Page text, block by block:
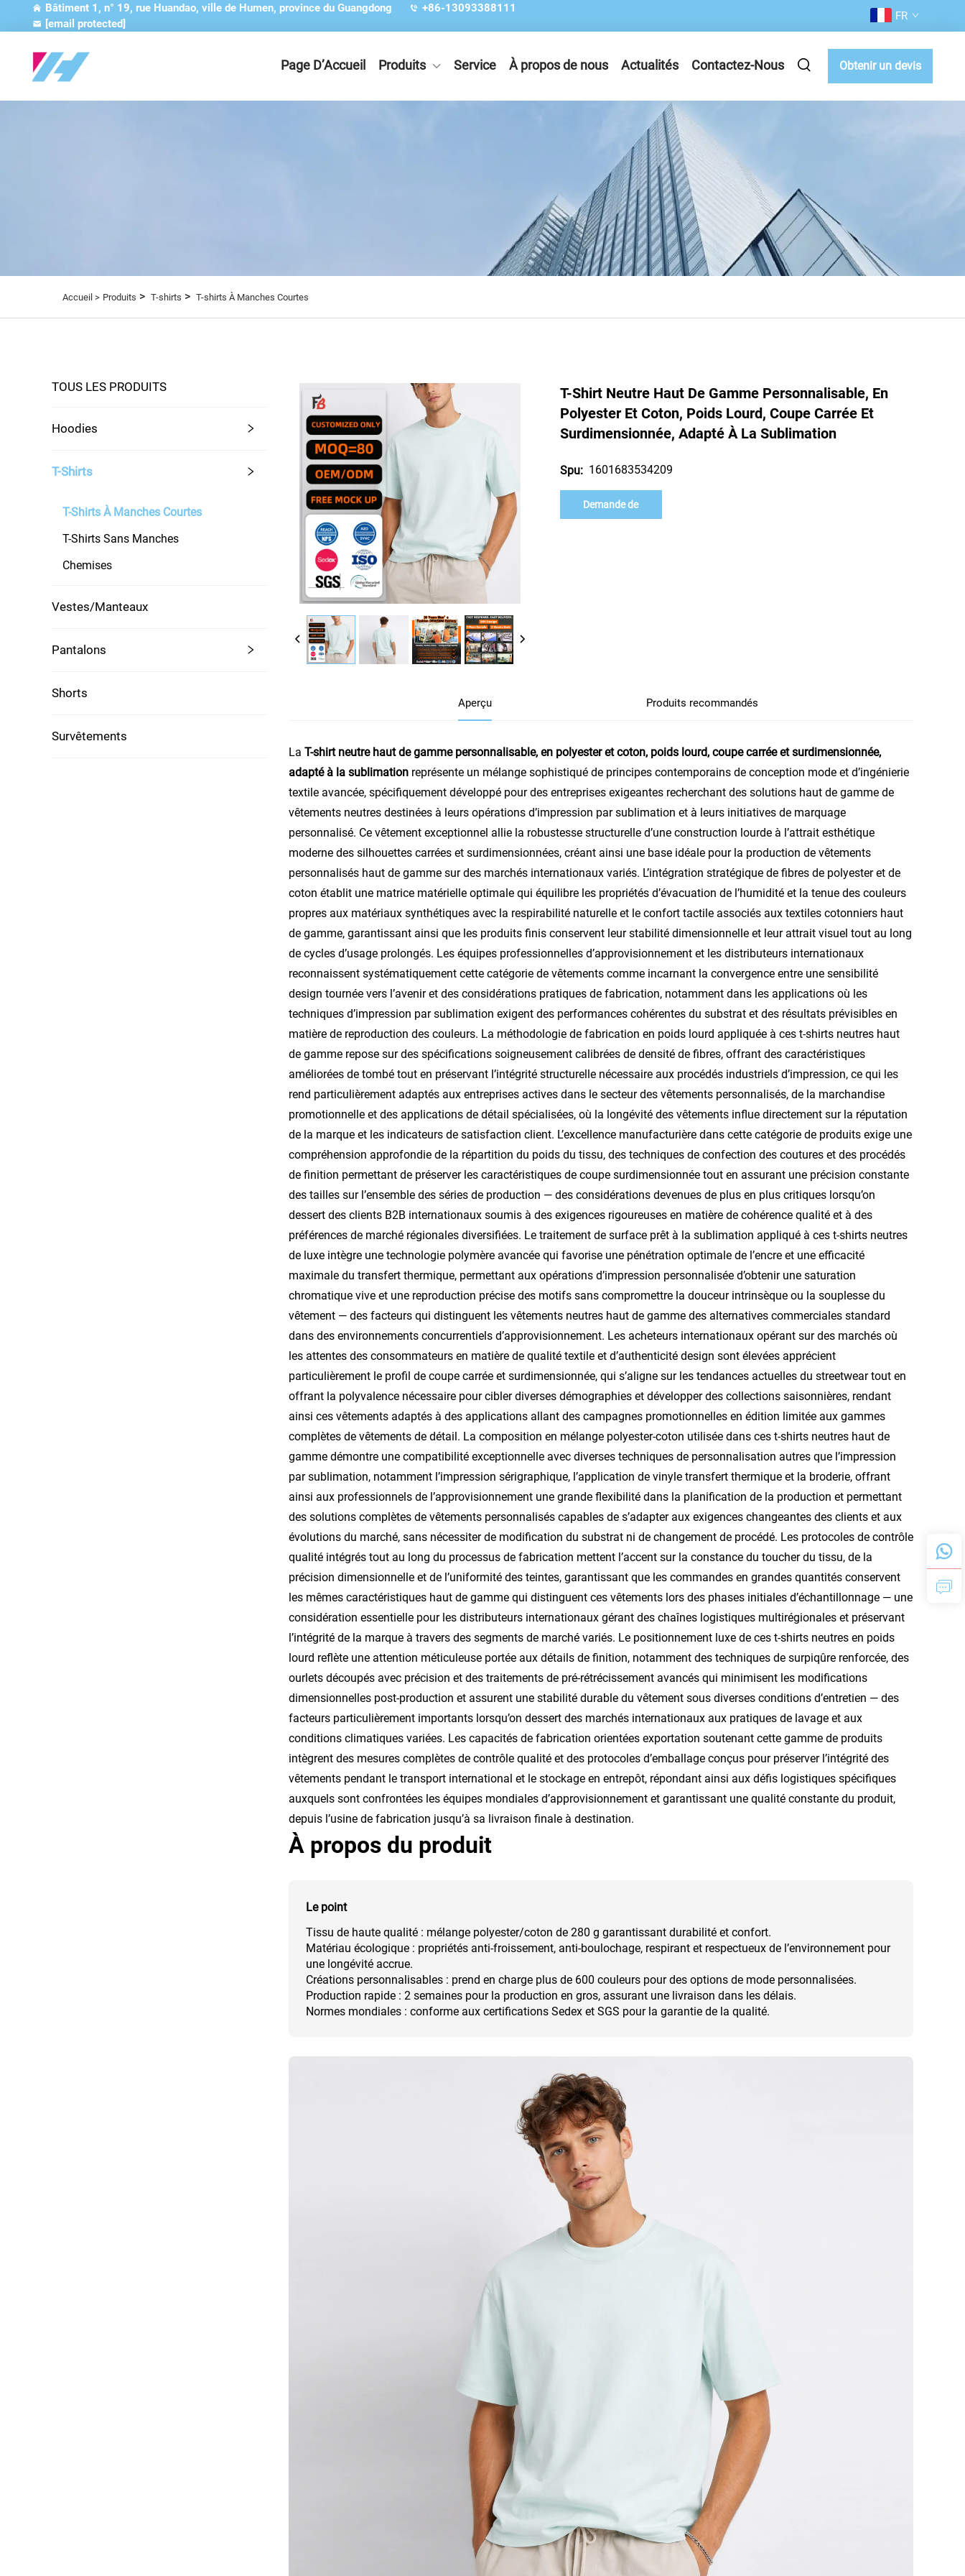
Bâtiment 1, n° 19, rue Huandao, ville de Humen, province du Guangdong
+86-13093388111
[email protected]
FR
Page D’Accueil Produits Service À propos de nous Actualités Contactez-Nous Obtenir un devis
Accueil > Produits > T-shirts > T-shirts À Manches Courtes
TOUS LES PRODUITS
Hoodies
T-Shirts
T-Shirts À Manches Courtes
T-Shirts Sans Manches
Chemises
Vestes/Manteaux
Pantalons
Shorts
Survêtements
T-Shirt Neutre Haut De Gamme Personnalisable, En
Polyester Et Coton, Poids Lourd, Coupe Carrée Et
Surdimensionnée, Adapté À La Sublimation
Spu: 1601683534209
Demande de
Aperçu Produits recommandés
La T-shirt neutre haut de gamme personnalisable, en polyester et coton, poids lourd, coupe carrée et surdimensionnée,
adapté à la sublimation représente un mélange sophistiqué de principes contemporains de conception mode et d’ingénierie
textile avancée, spécifiquement développé pour des entreprises exigeantes recherchant des solutions haut de gamme de
vêtements neutres destinées à leurs opérations d’impression par sublimation et à leurs initiatives de marquage
personnalisé. Ce vêtement exceptionnel allie la robustesse structurelle d’une construction lourde à l’attrait esthétique
moderne des silhouettes carrées et surdimensionnées, créant ainsi une base idéale pour la production de vêtements
personnalisés haut de gamme sur des marchés internationaux variés. L’intégration stratégique de fibres de polyester et de
coton établit une matrice matérielle optimale qui équilibre les propriétés d’évacuation de l’humidité et la tenue des couleurs
propres aux matériaux synthétiques avec la respirabilité naturelle et le confort tactile associés aux textiles cotonniers haut
de gamme, garantissant ainsi que les produits finis conservent leur stabilité dimensionnelle et leur attrait visuel tout au long
de cycles d’usage prolongés. Les équipes professionnelles d’approvisionnement et les distributeurs internationaux
reconnaissent systématiquement cette catégorie de vêtements comme incarnant la convergence entre une sensibilité
design tournée vers l’avenir et des considérations pratiques de fabrication, notamment dans les applications où les
techniques d’impression par sublimation exigent des performances cohérentes du substrat et des résultats prévisibles en
matière de reproduction des couleurs. La méthodologie de fabrication en poids lourd appliquée à ces t-shirts neutres haut
de gamme repose sur des spécifications soigneusement calibrées de densité de fibres, offrant des caractéristiques
améliorées de tombé tout en préservant l’intégrité structurelle nécessaire aux procédés industriels d’impression, ce qui les
rend particulièrement adaptés aux entreprises actives dans le secteur des vêtements personnalisés, de la marchandise
promotionnelle et des applications de détail spécialisées, où la longévité des vêtements influe directement sur la réputation
de la marque et les indicateurs de satisfaction client. L’excellence manufacturière dans cette catégorie de produits exige une
compréhension approfondie de la répartition du poids du tissu, des techniques de confection des coutures et des procédés
de finition permettant de préserver les caractéristiques de coupe surdimensionnée tout en assurant une précision constante
des tailles sur l’ensemble des séries de production — des considérations devenues de plus en plus critiques lorsqu’on
dessert des clients B2B internationaux soumis à des exigences rigoureuses en matière de cohérence qualité et à des
préférences de marché régionales diversifiées. Le traitement de surface prêt à la sublimation appliqué à ces t-shirts neutres
de luxe intègre une technologie polymère avancée qui favorise une pénétration optimale de l’encre et une efficacité
maximale du transfert thermique, permettant aux opérations d’impression personnalisée d’obtenir une saturation
chromatique vive et une reproduction précise des motifs sans compromettre la douceur intrinsèque ou la souplesse du
vêtement — des facteurs qui distinguent les vêtements neutres haut de gamme des alternatives commerciales standard
dans des environnements concurrentiels d’approvisionnement. Les acheteurs internationaux opérant sur des marchés où
les attentes des consommateurs en matière de qualité textile et d’authenticité design sont élevées apprécient
particulièrement le profil de coupe carrée et surdimensionnée, qui s’aligne sur les tendances actuelles du streetwear tout en
offrant la polyvalence nécessaire pour cibler diverses démographies et développer des collections saisonnières, rendant
ainsi ces vêtements adaptés à des applications allant des campagnes promotionnelles en édition limitée aux gammes
complètes de vêtements de détail. La composition en mélange polyester-coton utilisée dans ces t-shirts neutres haut de
gamme démontre une compatibilité exceptionnelle avec diverses techniques de personnalisation autres que l’impression
par sublimation, notamment l’impression sérigraphique, l’application de vinyle transfert thermique et la broderie, offrant
ainsi aux professionnels de l’approvisionnement une grande flexibilité dans la planification de la production et permettant
des solutions complètes de vêtements personnalisés capables de s’adapter aux exigences changeantes des clients et aux
évolutions du marché, sans nécessiter de modification du substrat ni de changement de procédé. Les protocoles de contrôle
qualité intégrés tout au long du processus de fabrication mettent l’accent sur la constance du toucher du tissu, de la
précision dimensionnelle et de l’uniformité des teintes, garantissant que les commandes en grandes quantités conservent
les mêmes caractéristiques haut de gamme qui distinguent ces vêtements lors des phases initiales d’échantillonnage — une
considération essentielle pour les distributeurs internationaux gérant des chaînes logistiques multirégionales et préservant
l’intégrité de la marque à travers des segments de marché variés. Le positionnement luxe de ces t-shirts neutres en poids
lourd reflète une attention méticuleuse portée aux détails de finition, notamment des techniques de surpiqûre renforcée, des
ourlets découpés avec précision et des traitements de pré-rétrécissement avancés qui minimisent les modifications
dimensionnelles post-production et assurent une stabilité durable du vêtement sous diverses conditions d’entretien — des
facteurs particulièrement importants lorsqu’on dessert des marchés internationaux aux pratiques de lavage et aux
conditions climatiques variées. Les capacités de fabrication orientées exportation soutenant cette gamme de produits
intègrent des mesures complètes de contrôle qualité et des protocoles d’emballage conçus pour préserver l’intégrité des
vêtements pendant le transport international et le stockage en entrepôt, répondant ainsi aux défis logistiques spécifiques
auxquels sont confrontées les équipes mondiales d’approvisionnement et garantissant une qualité constante du produit,
depuis l’usine de fabrication jusqu’à sa livraison finale à destination.
À propos du produit
Le point
Tissu de haute qualité : mélange polyester/coton de 280 g garantissant durabilité et confort.
Matériau écologique : propriétés anti-froissement, anti-boulochage, respirant et respectueux de l’environnement pour
une longévité accrue.
Créations personnalisables : prend en charge plus de 600 couleurs pour des options de mode personnalisées.
Production rapide : 2 semaines pour la production en gros, assurant une livraison dans les délais.
Normes mondiales : conforme aux certifications Sedex et SGS pour la garantie de la qualité.